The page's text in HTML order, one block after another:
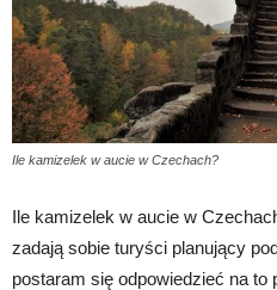
Ile kamizelek w aucie w Czechach?
Ile kamizelek w aucie w
zadają sobie turyści planujący
postaram się odpowiedzieć na